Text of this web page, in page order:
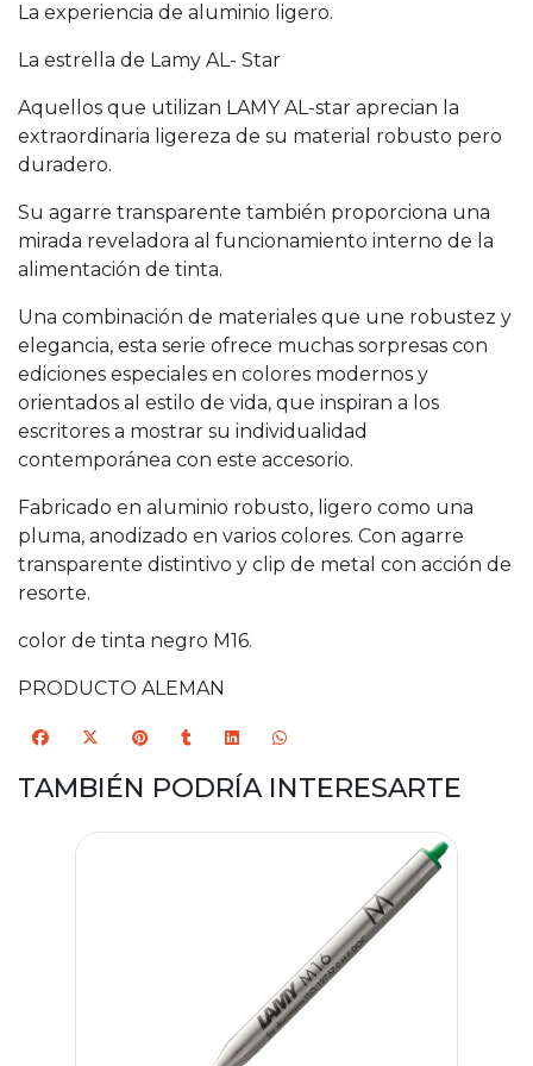
La experiencia de aluminio ligero.
La estrella de Lamy AL- Star
Aquellos que utilizan LAMY AL-star aprecian la
extraordinaria ligereza de su material robusto pero
duradero.
Su agarre transparente también proporciona una
mirada reveladora al funcionamiento interno de la
alimentación de tinta.
Una combinación de materiales que une robustez y
elegancia, esta serie ofrece muchas sorpresas con
ediciones especiales en colores modernos y
orientados al estilo de vida, que inspiran a los
escritores a mostrar su individualidad
contemporánea con este accesorio.
Fabricado en aluminio robusto, ligero como una
pluma, anodizado en varios colores. Con agarre
transparente distintivo y clip de metal con acción de
resorte.
color de tinta negro M16.
PRODUCTO ALEMAN
TAMBIÉN PODRÍA INTERESARTE